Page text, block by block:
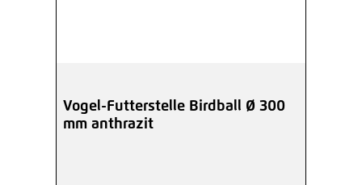
Vogel-Futterstelle Birdball Ø 300
mm anthrazit